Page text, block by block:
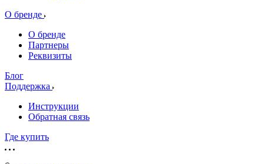
О бренде
О бренде
Партнеры
Реквизиты
Блог
Поддержка
Инструкции
Обратная связь
Где купить